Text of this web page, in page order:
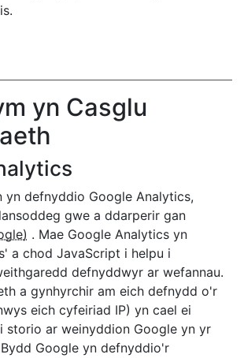
yn Casglu
yn defnyddio Google Analytics,
gwe a ddarperir gan
. Mae Google Analytics yn
a chod JavaScript i helpu i
defnyddwyr ar wefannau.
a gynhyrchir am eich defnydd o'r
eich cyfeiriad IP) yn cael ei
storio ar weinyddion Google yn yr
Google yn defnyddio'r